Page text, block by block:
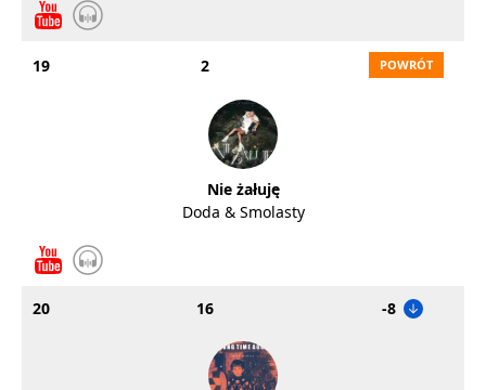
19 2
Nie żałuję
Doda & Smolasty
20 16 -8